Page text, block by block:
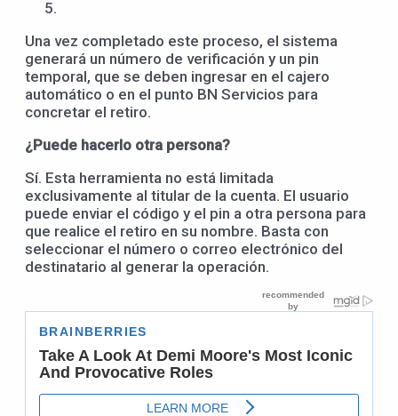
Una vez completado este proceso, el sistema
generará un número de verificación y un pin
temporal, que se deben ingresar en el cajero
automático o en el punto BN Servicios para
concretar el retiro.
¿Puede hacerlo otra persona?
Sí. Esta herramienta no está limitada
exclusivamente al titular de la cuenta. El usuario
puede enviar el código y el pin a otra persona para
que realice el retiro en su nombre. Basta con
seleccionar el número o correo electrónico del
destinatario al generar la operación.